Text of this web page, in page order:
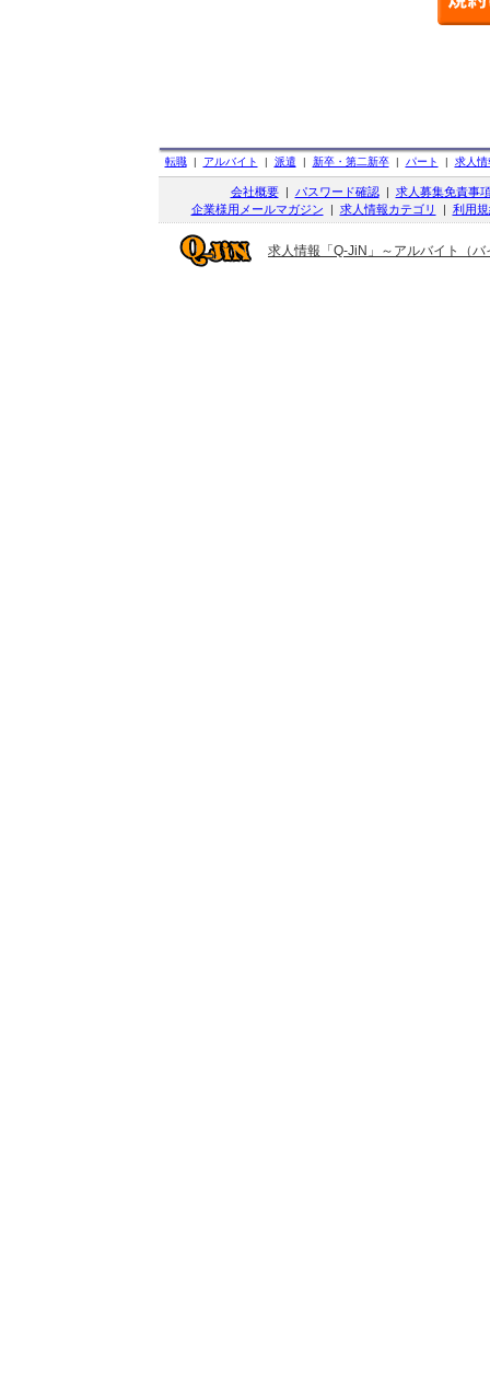
転職| アルバイト | 派遣 | 新卒・第二新卒| パート | 求人情
会社概要| パスワード確認| 求人募集免責事
企業様用メールマガジン | 求人情報カテゴリ | 利用
求人情報「Q-JiN」～アルバイト（